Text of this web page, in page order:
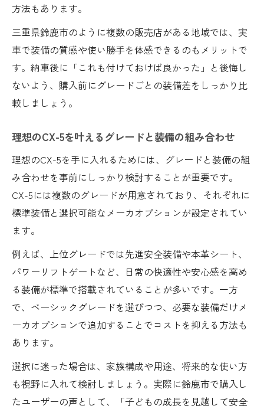
方法もあります。
三重県鈴鹿市のように複数の販売店がある地域では、実
車で装備の質感や使い勝手を体感できるのもメリットで
す。納車後に「これも付けておけば良かった」と後悔し
ないよう、購入前にグレードごとの装備差をしっかり比
較しましょう。
理想のCX-5を叶えるグレードと装備の組み合わせ
理想のCX-5を手に入れるためには、グレードと装備の組
み合わせを事前にしっかり検討することが重要です。
CX-5には複数のグレードが用意されており、それぞれに
標準装備と選択可能なメーカオプションが設定されてい
ます。
例えば、上位グレードでは先進安全装備や本革シート、
パワーリフトゲートなど、日常の快適性や安心感を高め
る装備が標準で搭載されていることが多いです。一方
で、ベーシックグレードを選びつつ、必要な装備だけメ
ーカオプションで追加することでコストを抑える方法も
あります。
選択に迷った場合は、家族構成や用途、将来的な使い方
も視野に入れて検討しましょう。実際に鈴鹿市で購入し
たユーザーの声として、「子どもの成長を見越して安全